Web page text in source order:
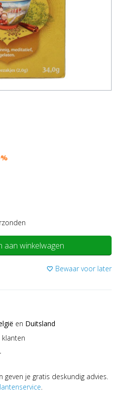
aan winkelwagen
favorite_border Bewaar voor later
en Duitsland
je gratis deskundig advies.
.